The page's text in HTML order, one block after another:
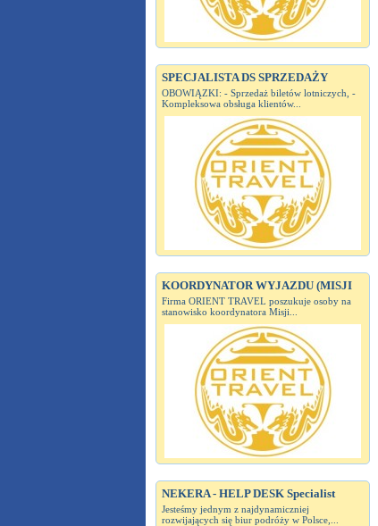
SPECJALISTA DS SPRZEDAŻY
OBOWIĄZKI: - Sprzedaż biletów lotniczych, -
Kompleksowa obsługa klientów...
KOORDYNATOR WYJAZDU (MISJI
Firma ORIENT TRAVEL poszukuje osoby na
stanowisko koordynatora Misji...
NEKERA - HELP DESK Specialist
Jesteśmy jednym z najdynamiczniej
rozwijających się biur podróży w Polsce,...